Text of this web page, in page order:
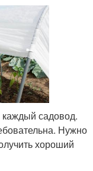
садовод.
Нужно
хороший